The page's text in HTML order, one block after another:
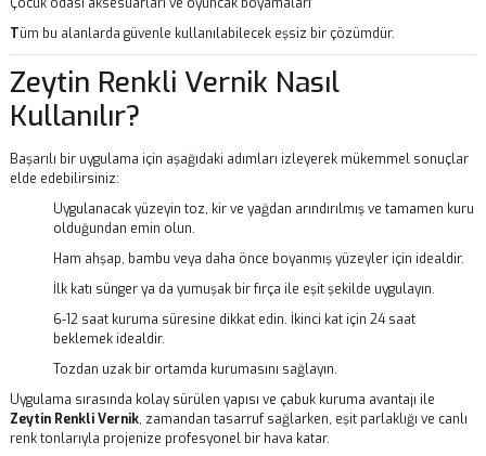
Tüm bu alanlarda güvenle kullanılabilecek eşsiz bir çözümdür.
Zeytin Renkli Vernik Nasıl
Kullanılır?
Başarılı bir uygulama için aşağıdaki adımları izleyerek mükemmel sonuçlar
elde edebilirsiniz:
Uygulanacak yüzeyin toz, kir ve yağdan arındırılmış ve tamamen kuru
olduğundan emin olun.
Ham ahşap, bambu veya daha önce boyanmış yüzeyler için idealdir.
İlk katı sünger ya da yumuşak bir fırça ile eşit şekilde uygulayın.
6-12 saat kuruma süresine dikkat edin. İkinci kat için 24 saat
beklemek idealdir.
Tozdan uzak bir ortamda kurumasını sağlayın.
Uygulama sırasında kolay sürülen yapısı ve çabuk kuruma avantajı ile
Zeytin Renkli Vernik, zamandan tasarruf sağlarken, eşit parlaklığı ve canlı
renk tonlarıyla projenize profesyonel bir hava katar.